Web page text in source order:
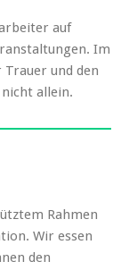
auf
Im
und den
allein.
Rahmen
Wir essen
den